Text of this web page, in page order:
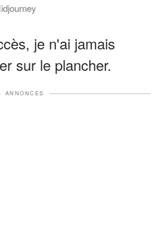
je n'ai jamais
sur le plancher.
ANNONCES